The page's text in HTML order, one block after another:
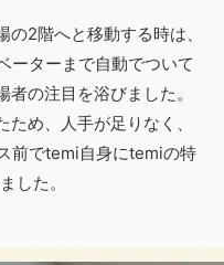
2階へと移動する時は、
ーターまで自動でついて
の注目を浴びました。
め、人手が足りなく、
前でtemi自身にtemiの特
した。